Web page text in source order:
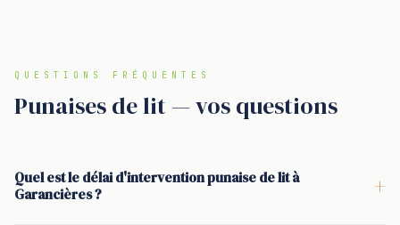
QUESTIONS FRÉQUENTES
Punaises de lit — vos questions
Quel est le délai d'intervention punaise de lit à
Garancières ?
+